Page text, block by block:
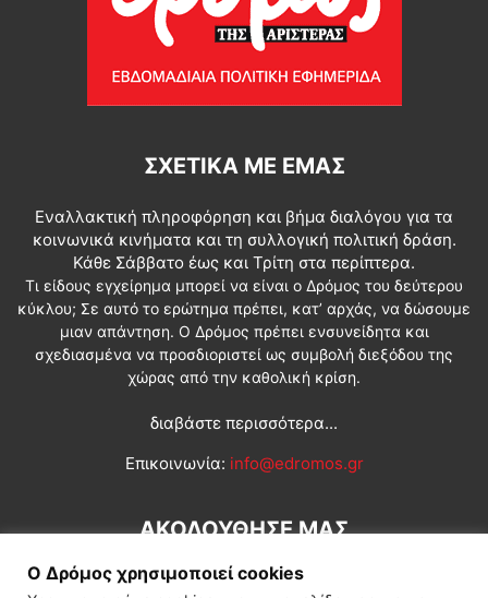
ΣΧΕΤΙΚΆ ΜΕ ΕΜΆΣ
Εναλλακτική πληροφόρηση και βήμα διαλόγου για τα
κοινωνικά κινήματα και τη συλλογική πολιτική δράση.
Κάθε Σάββατο έως και Τρίτη στα περίπτερα.
Τι είδους εγχείρημα μπορεί να είναι ο Δρόμος του δεύτερου
κύκλου; Σε αυτό το ερώτημα πρέπει, κατ’ αρχάς, να δώσουμε
μιαν απάντηση. Ο Δρόμος πρέπει ενσυνείδητα και
σχεδιασμένα να προσδιοριστεί ως συμβολή διεξόδου της
χώρας από την καθολική κρίση.
διαβάστε περισσότερα...
Επικοινωνία: info@edromos.gr
ΑΚΟΛΟΥΘΗΣΕ ΜΑΣ
Ο Δρόμος χρησιμοποιεί cookies